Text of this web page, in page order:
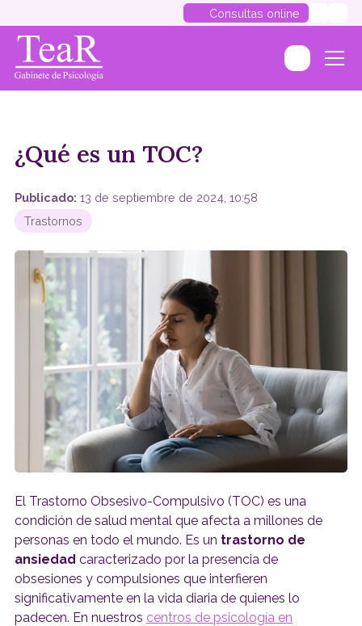
Consultas online
¿Qué es un TOC?
Publicado: 13 de septiembre de 2024, 10:58
Trastornos
El Trastorno Obsesivo-Compulsivo (TOC) es una
condición de salud mental que afecta a millones de
personas en todo el mundo. Es un trastorno de
ansiedad caracterizado por la presencia de
obsesiones y compulsiones que interfieren
significativamente en la vida diaria de quienes lo
padecen. En nuestros centros de psicología en